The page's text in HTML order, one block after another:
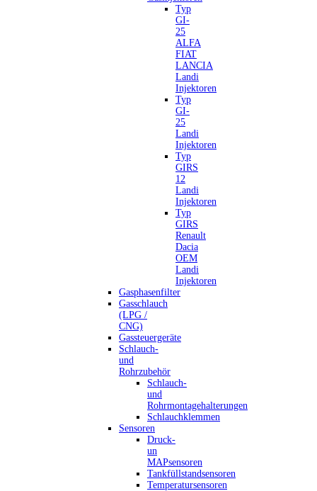
Typ
GI-
25
ALFA
FIAT
LANCIA
Landi
Injektoren
Typ
GI-
25
Landi
Injektoren
Typ
GIRS
12
Landi
Injektoren
Typ
GIRS
Renault
Dacia
OEM
Landi
Injektoren
Gasphasenfilter
Gasschlauch
(LPG /
CNG)
Gassteuergeräte
Schlauch-
und
Rohrzubehör
Schlauch-
und
Rohrmontagehalterungen
Schlauchklemmen
Sensoren
Druck-
un
MAPsensoren
Tankfüllstandsensoren
Temperatursensoren